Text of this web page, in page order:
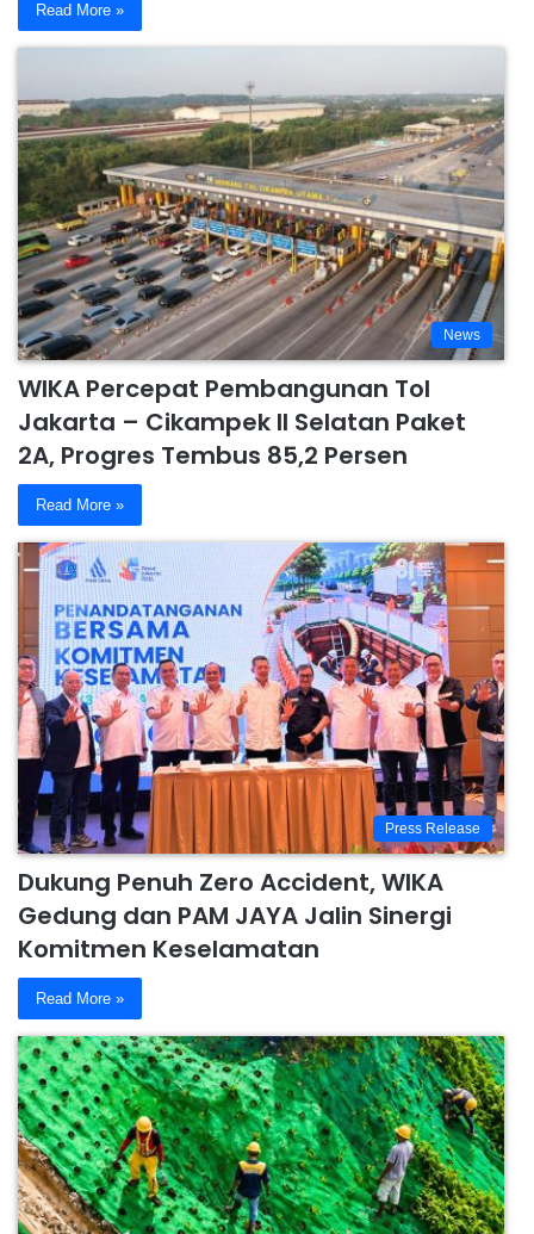
Read More »
News
WIKA Percepat Pembangunan Tol
Jakarta – Cikampek II Selatan Paket
2A, Progres Tembus 85,2 Persen
Read More »
Press Release
Dukung Penuh Zero Accident, WIKA
Gedung dan PAM JAYA Jalin Sinergi
Komitmen Keselamatan
Read More »